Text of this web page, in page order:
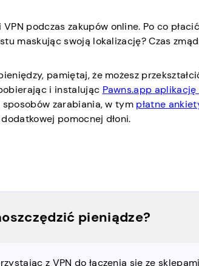
podczas zakupów online. Po co płacić
maskując swoją lokalizację? Czas
pamiętaj, że możesz
i instalując Pawns.app aplikację
zarabiania, w tym płatne
pomocnej dłoni.
pieniądze?
z VPN do łączenia się ze sklepami